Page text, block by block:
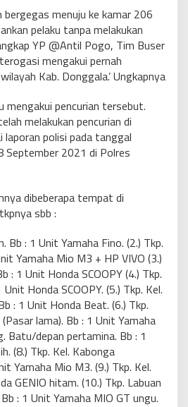
menuju ke kamar 206
pelaku tanpa melakukan
YP @Antil Pogo, Tim Buser
mengakui pernah
Kab. Donggala.’ Ungkapnya
mengakui pencurian tersebut.
melakukan pencurian di
polisi pada tanggal
2021 di Polres
dibeberapa tempat di
sbb :
Bb : 1 Unit Yamaha Fino. (2.) Tkp.
Yamaha Mio M3 + HP VIVO (3.)
: 1 Unit Honda SCOOPY (4.) Tkp.
Honda SCOOPY. (5.) Tkp. Kel.
: 1 Unit Honda Beat. (6.) Tkp.
lama). Bb : 1 Unit Yamaha
Batu/depan pertamina. Bb : 1
(8.) Tkp. Kel. Kabonga
Yamaha Mio M3. (9.) Tkp. Kel.
GENIO hitam. (10.) Tkp. Labuan
: 1 Unit Yamaha MIO GT ungu.